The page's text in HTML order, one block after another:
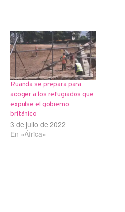
Ruanda se prepara para
acoger a los refugiados que
expulse el gobierno
británico
3 de julio de 2022
En «África»